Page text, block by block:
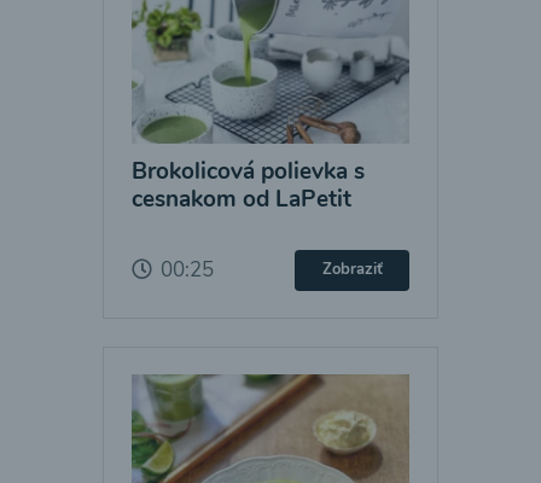
Brokolicová polievka s
cesnakom od LaPetit
00:25 Zobraziť